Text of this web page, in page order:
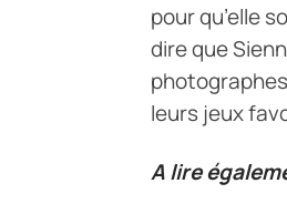
pour qu’elle
dire que
leurs jeux
A lire